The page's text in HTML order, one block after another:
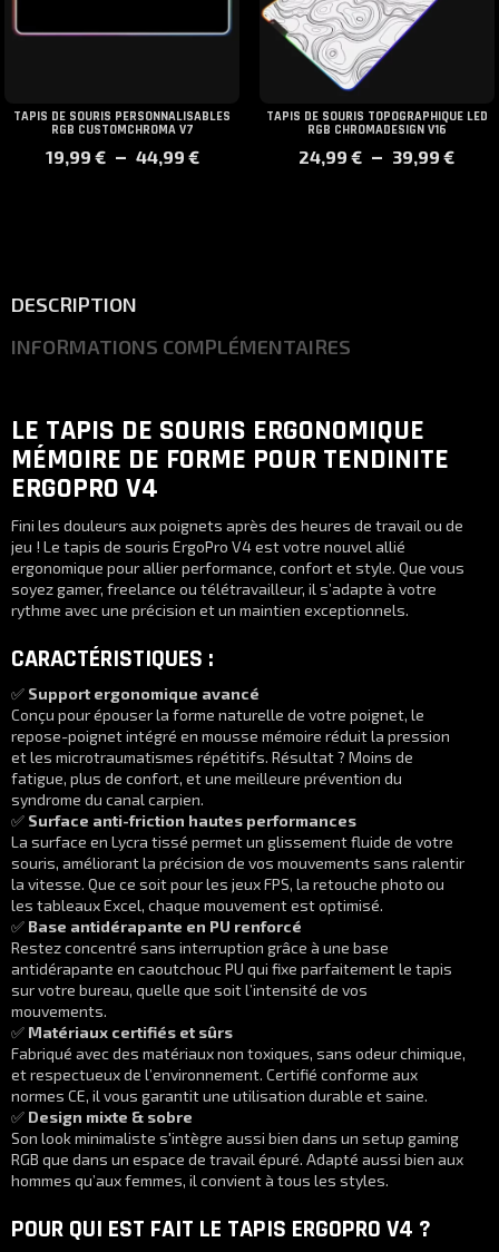
TAPIS DE SOURIS PERSONNALISABLES
RGB CUSTOMCHROMA V7
19,99 € – 44,99 €Plage
TAPIS DE SOURIS TOPOGRAPHIQUE LED
RGB CHROMADESIGN V16
24,99€ – 39,99€
DESCRIPTION
INFORMATIONS COMPLÉMENTAIRES
LE TAPIS DE SOURIS ERGONOMIQUE
MÉMOIRE DE FORME POUR TENDINITE
ERGOPRO V4
Fini les douleurs aux poignets après des heures de travail ou de
jeu ! Le tapis de souris ErgoPro V4 est votre nouvel allié
ergonomique pour allier performance, confort et style. Que vous
soyez gamer, freelance ou télétravailleur, il s’adapte à votre
rythme avec une précision et un maintien exceptionnels.
CARACTÉRISTIQUES :
✅ Support ergonomique avancé
Conçu pour épouser la forme naturelle de votre poignet, le
repose-poignet intégré en mousse mémoire réduit la pression
et les microtraumatismes répétitifs. Résultat ? Moins de
fatigue, plus de confort, et une meilleure prévention du
syndrome du canal carpien.
✅ Surface anti-friction hautes performances
La surface en Lycra tissé permet un glissement fluide de votre
souris, améliorant la précision de vos mouvements sans ralentir
la vitesse. Que ce soit pour les jeux FPS, la retouche photo ou
les tableaux Excel, chaque mouvement est optimisé.
✅ Base antidérapante en PU renforcé
Restez concentré sans interruption grâce à une base
antidérapante en caoutchouc PU qui fixe parfaitement le tapis
sur votre bureau, quelle que soit l’intensité de vos
mouvements.
✅ Matériaux certifiés et sûrs
Fabriqué avec des matériaux non toxiques, sans odeur chimique,
et respectueux de l’environnement. Certifié conforme aux
normes CE, il vous garantit une utilisation durable et saine.
✅ Design mixte & sobre
Son look minimaliste s'intègre aussi bien dans un setup gaming
RGB que dans un espace de travail épuré. Adapté aussi bien aux
hommes qu’aux femmes, il convient à tous les styles.
POUR QUI EST FAIT LE TAPIS ERGOPRO V4 ?